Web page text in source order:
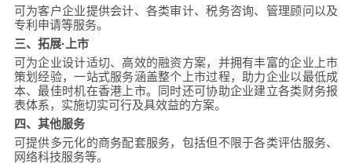
可为客户企业提供会计、各类审计、税务咨询、管理顾问以及
专利申请等服务。
三、拓展·上市
可为企业设计适切、高效的融资方案，并拥有丰富的企业上市
策划经验，一站式服务涵盖整个上市过程，助力企业以最低成
本、最佳时机在香港上市。同时还可协助企业建立各类财务报
表体系，实施切实可行及具效益的方案。
四、其他服务
可提供多元化的商务配套服务，包括但不限于各类评估服务、
网络科技服务等。